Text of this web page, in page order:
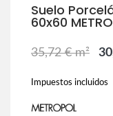
Suelo
60x60
35,72 € m²
Impuestos incluidos